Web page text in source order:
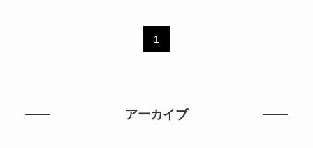
1
アーカイブ